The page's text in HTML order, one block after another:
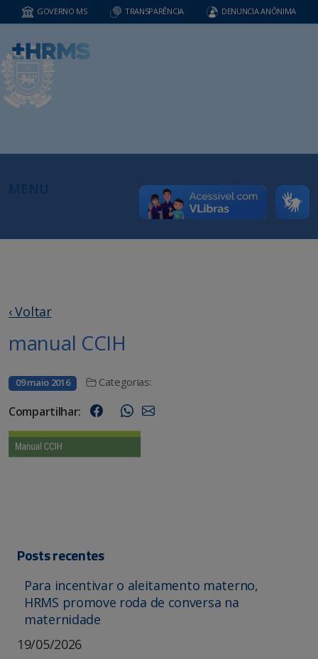
GOVERNO MS TRANSPARÊNCIA DENUNCIA ANÔNIMA
‹ Voltar
manual CCIH
09 maio 2016 Categorias:
Compartilhar:
Posts recentes
Para incentivar o aleitamento materno,
HRMS promove roda de conversa na
maternidade
19/05/2026